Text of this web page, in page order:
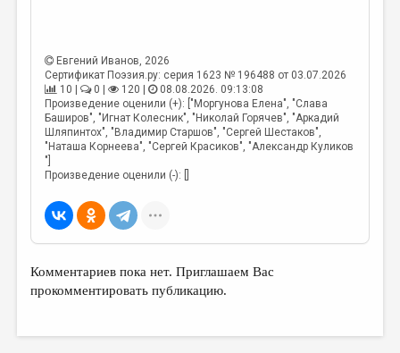
Евгений Иванов, 2026
Сертификат Поэзия.ру: серия 1623 № 196488 от 03.07.2026
10 |
0 | 120 |
08.08.2026. 09:13:08
Произведение оценили (+): ["Моргунова Елена", "Слава
Баширов", "Игнат Колесник", "Николай Горячев", "Аркадий
Шляпинтох", "Владимир Старшов", "Сергей Шестаков",
"Наташа Корнеева", "Сергей Красиков", "Александр Куликов
"]
Произведение оценили (-): []
Комментариев пока нет. Приглашаем Вас
прокомментировать публикацию.